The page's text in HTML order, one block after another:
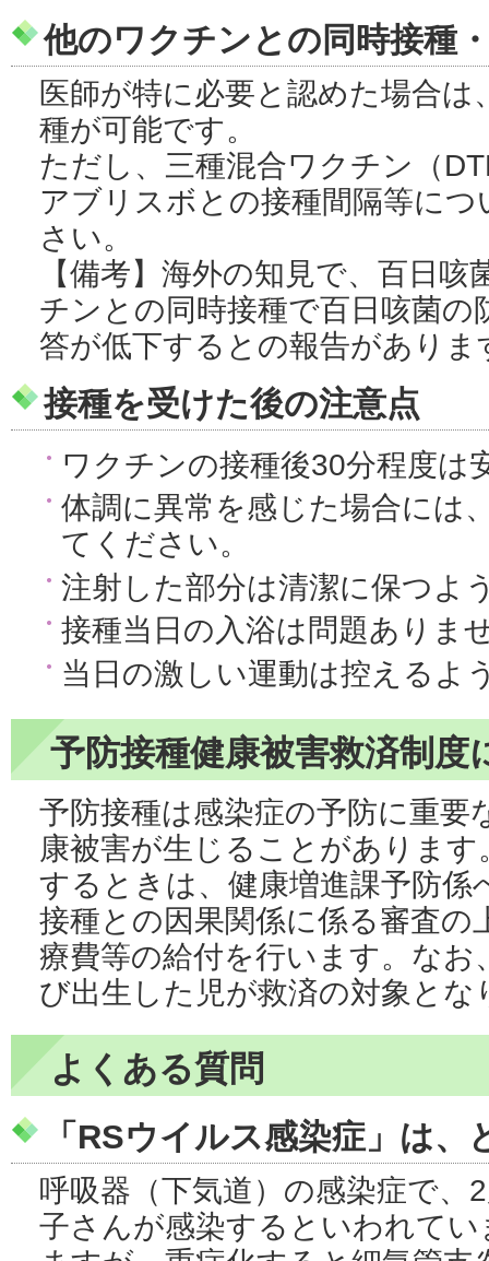
他のワクチンとの同時接種
医師が特に必要と認めた場合
種が可能です。
ただし、三種混合ワクチン（
アブリスボとの接種間隔等に
さい。
【備考】海外の知見で、百日
チンとの同時接種で百日咳菌の
答が低下するとの報告がありま
接種を受けた後の注意点
ワクチンの接種後30分程度は
体調に異常を感じた場合には
てください。
注射した部分は清潔に保つよ
接種当日の入浴は問題ありま
当日の激しい運動は控えるよ
予防接種健康被害救済制度
予防接種は感染症の予防に重要
康被害が生じることがありま
するときは、健康増進課予防係
接種との因果関係に係る審査の
療費等の給付を行います。なお
び出生した児が救済の対象とな
よくある質問
「RSウイルス感染症」は
呼吸器（下気道）の感染症で、
子さんが感染するといわれて